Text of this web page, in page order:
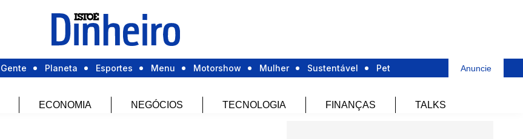
Gente Planeta Esportes Menu Motorshow Mulher Sustentável Pet Anuncie
ECONOMIA NEGÓCIOS TECNOLOGIA FINANÇAS TALKS